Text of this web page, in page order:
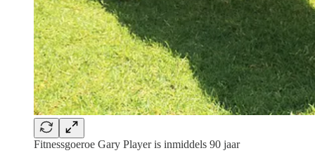
Fitnessgoeroe Gary Player is inmiddels 90 jaar